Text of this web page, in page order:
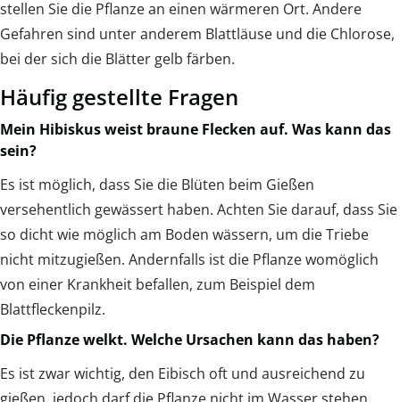
stellen Sie die Pflanze an einen wärmeren Ort. Andere
Gefahren sind unter anderem Blattläuse und die Chlorose,
bei der sich die Blätter gelb färben.
Häufig gestellte Fragen
Mein Hibiskus weist braune Flecken auf. Was kann das
sein?
Es ist möglich, dass Sie die Blüten beim Gießen
versehentlich gewässert haben. Achten Sie darauf, dass Sie
so dicht wie möglich am Boden wässern, um die Triebe
nicht mitzugießen. Andernfalls ist die Pflanze womöglich
von einer Krankheit befallen, zum Beispiel dem
Blattfleckenpilz.
Die Pflanze welkt. Welche Ursachen kann das haben?
Es ist zwar wichtig, den Eibisch oft und ausreichend zu